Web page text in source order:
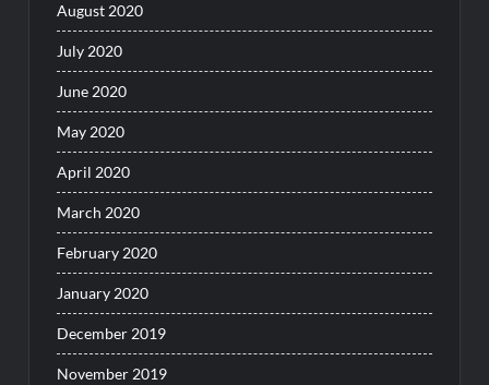
August 2020
July 2020
June 2020
May 2020
April 2020
March 2020
February 2020
January 2020
December 2019
November 2019